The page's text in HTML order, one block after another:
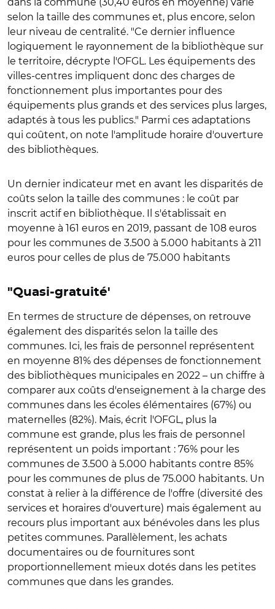
selon la taille des communes et, plus encore, selon
leur niveau de centralité. "Ce dernier influence
logiquement le rayonnement de la bibliothèque sur
le territoire, décrypte l'OFGL. Les équipements des
villes-centres impliquent donc des charges de
fonctionnement plus importantes pour des
équipements plus grands et des services plus larges,
adaptés à tous les publics." Parmi ces adaptations
qui coûtent, on note l'amplitude horaire d'ouverture
des bibliothèques.
Un dernier indicateur met en avant les disparités de
coûts selon la taille des communes : le coût par
inscrit actif en bibliothèque. Il s'établissait en
moyenne à 161 euros en 2019, passant de 108 euros
pour les communes de 3.500 à 5.000 habitants à 211
euros pour celles de plus de 75.000 habitants
"Quasi-gratuité'
En termes de structure de dépenses, on retrouve
également des disparités selon la taille des
communes. Ici, les frais de personnel représentent
en moyenne 81% des dépenses de fonctionnement
des bibliothèques municipales en 2022 – un chiffre à
comparer aux coûts d'enseignement à la charge des
communes dans les écoles élémentaires (67%) ou
maternelles (82%). Mais, écrit l'OFGL, plus la
commune est grande, plus les frais de personnel
représentent un poids important : 76% pour les
communes de 3.500 à 5.000 habitants contre 85%
pour les communes de plus de 75.000 habitants. Un
constat à relier à la différence de l'offre (diversité des
services et horaires d'ouverture) mais également au
recours plus important aux bénévoles dans les plus
petites communes. Parallèlement, les achats
documentaires ou de fournitures sont
proportionnellement mieux dotés dans les petites
communes que dans les grandes.